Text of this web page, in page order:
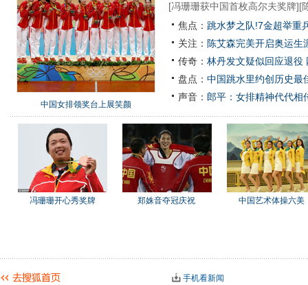
中国女排领奖台上展笑颜
[冯珊珊获中国首枚高尔夫奖牌][
焦点： 跳水梦之队!7金超举重
关注： 陈艾森完美开启奥运
传奇： 林丹发文疑似回应退役
盘点： 中国跳水里约创历史最
声音： 郎平：女排精神代代相
冯珊珊开心秀奖牌 郑姝音夺冠庆祝 中国艺术体操六美
手机看新闻